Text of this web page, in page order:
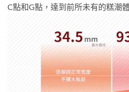
C點和G點，達到前所未有的糕潮